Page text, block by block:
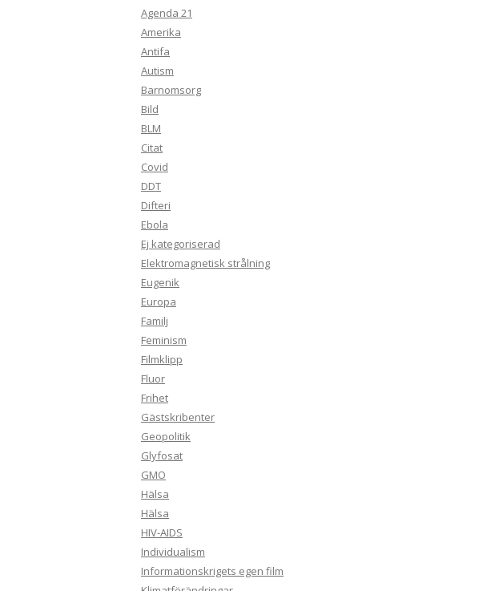
Agenda 21
Amerika
Antifa
Autism
Barnomsorg
Bild
BLM
Citat
Covid
DDT
Difteri
Ebola
Ej kategoriserad
Elektromagnetisk strålning
Eugenik
Europa
Familj
Feminism
Filmklipp
Fluor
Frihet
Gästskribenter
Geopolitik
Glyfosat
GMO
Hälsa
Hälsa
HIV-AIDS
Individualism
Informationskrigets egen film